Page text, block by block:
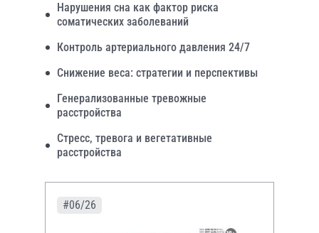
Нарушения сна как фактор риска
соматических заболеваний
Контроль артериального давления 24/7
Снижение веса: стратегии и перспективы
Генерализованные тревожные
расстройства
Стресс, тревога и вегетативные
расстройства
#06/26